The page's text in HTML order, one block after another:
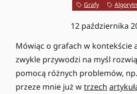
Grafy
12 października
Mówiąc o grafach w kontekście
zwykle przywodzi na myśl
pomocą różnych problemów,
przeze mnie już wtrzech